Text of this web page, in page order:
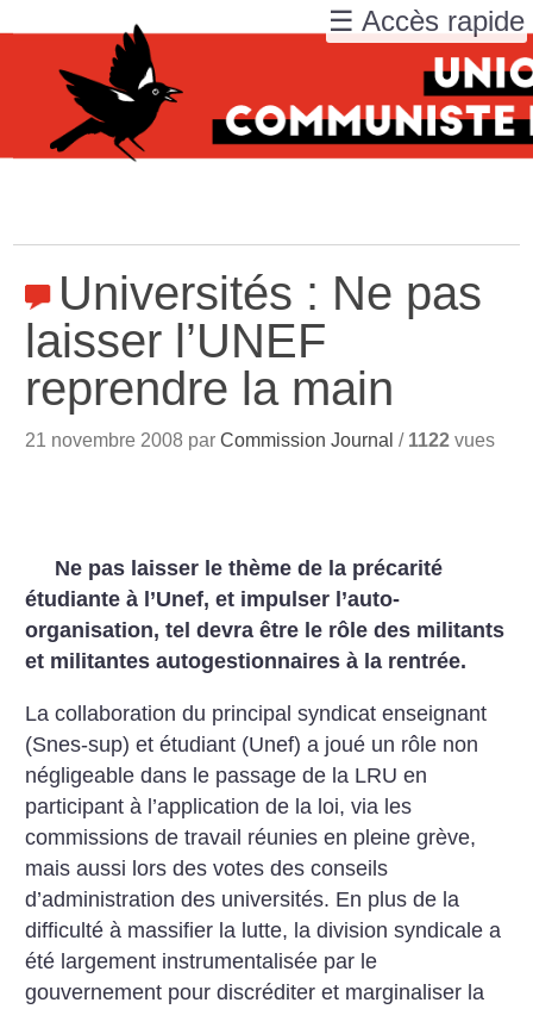
Universités : Ne pas
laisser l’UNEF
reprendre la main
21 novembre 2008 parCommission Journal / 1122 vues
Ne pas laisser le thème de la précarité
étudiante à l’Unef, et impulser l’auto-
organisation, tel devra être le rôle des militants
et militantes autogestionnaires à la rentrée.
La collaboration du principal syndicat enseignant
(Snes-sup) et étudiant (Unef) a joué un rôle non
négligeable dans le passage de la LRU en
participant à l’application de la loi, via les
commissions de travail réunies en pleine grève,
mais aussi lors des votes des conseils
d’administration des universités. En plus de la
difficulté à massifier la lutte, la division syndicale a
été largement instrumentalisée par le
gouvernement pour discréditer et marginaliser la
☰ Accès rapide